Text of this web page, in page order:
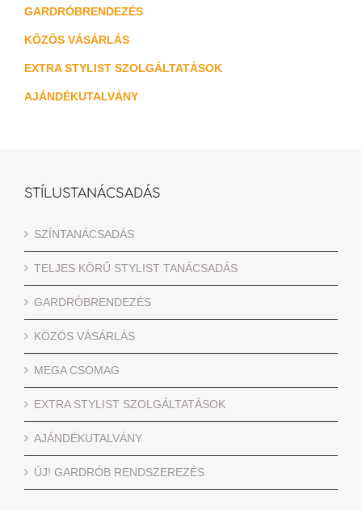
GARDRÓBRENDEZÉS
KÖZÖS VÁSÁRLÁS
EXTRA STYLIST SZOLGÁLTATÁSOK
AJÁNDÉKUTALVÁNY
STÍLUSTANÁCSADÁS
SZÍNTANÁCSADÁS
TELJES KÖRŰ STYLIST TANÁCSADÁS
GARDRÓBRENDEZÉS
KÖZÖS VÁSÁRLÁS
MEGA CSOMAG
EXTRA STYLIST SZOLGÁLTATÁSOK
AJÁNDÉKUTALVÁNY
ÚJ! GARDRÓB RENDSZEREZÉS